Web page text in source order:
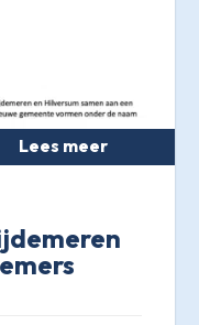
Lees meer